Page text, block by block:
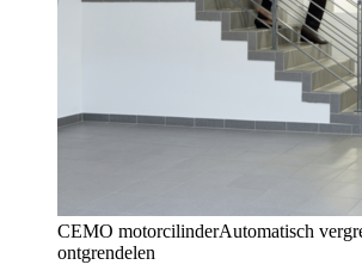
CEMO motorcilinderAutomatisch
ontgrendelen